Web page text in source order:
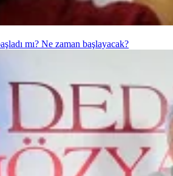
mı? Ne zaman başlayacak?